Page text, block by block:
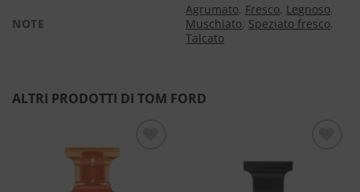
NOTE
Agrumato, Fresco, Legnoso,
Muschiato, Speziato fresco,
Talcato
ALTRI PRODOTTI DI TOM FORD